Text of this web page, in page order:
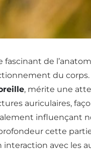
fascinant de
du corps.
, mérite une
auriculaires,
influençant
cette
interaction avec les